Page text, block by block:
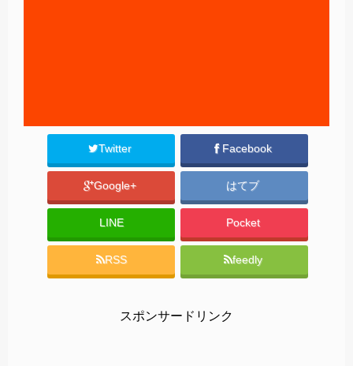
Twitter Facebook
Google+ はてブ
LINE Pocket
RSS feedly
スポンサードリンク